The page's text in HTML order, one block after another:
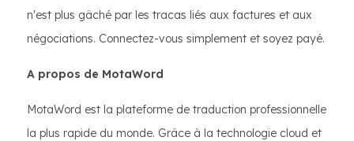
n'est plus gâché par les tracas liés aux factures et aux
négociations. Connectez-vous simplement et soyez payé.
A propos de MotaWord
MotaWord est la plateforme de traduction professionnelle
la plus rapide du monde. Grâce à la technologie cloud et